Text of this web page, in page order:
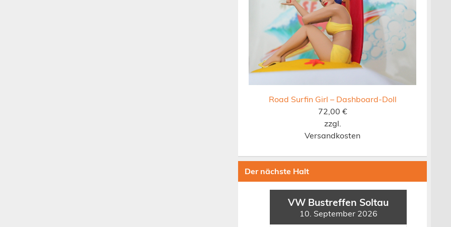
Road Surfin Girl – Dashboard-Doll
72,00 €
zzgl.
Versandkosten
Der nächste Halt
VW Bustreffen Soltau
10. September 2026